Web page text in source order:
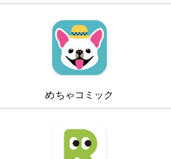
めちゃコミック